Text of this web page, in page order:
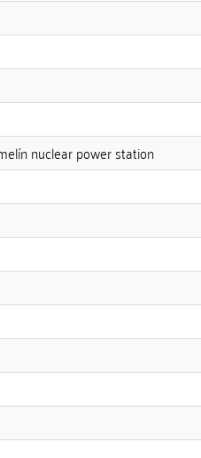
nuclear power station